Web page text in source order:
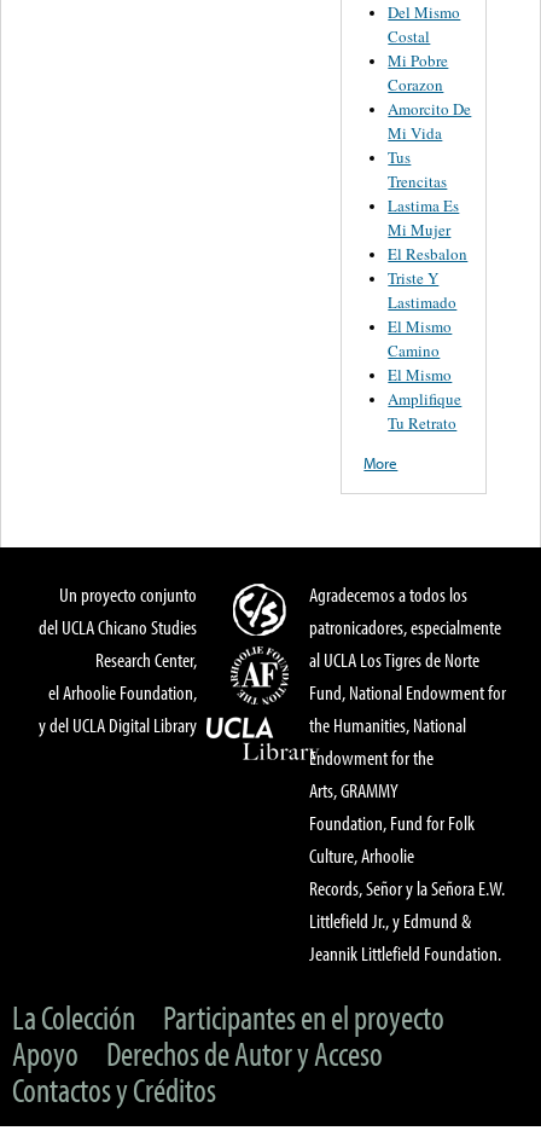
Del Mismo
Costal
Mi Pobre
Corazon
Amorcito De
Mi Vida
Tus
Trencitas
Lastima Es
Mi Mujer
El Resbalon
Triste Y
Lastimado
El Mismo
Camino
El Mismo
Amplifique
Tu Retrato
More
Un proyecto conjunto
del UCLA Chicano Studies
Research Center,
el Arhoolie Foundation,
y del UCLA Digital Library
Agradecemos a todos los
patronicadores, especialmente
al UCLA Los Tigres de Norte
Fund, National Endowment for
the Humanities, National
Endowment for the
Arts, GRAMMY
Foundation, Fund for Folk
Culture, Arhoolie
Records, Señor y la Señora E.W.
Littlefield Jr., y Edmund &
Jeannik Littlefield Foundation.
La Colección
Participantes en el proyecto
Apoyo
Derechos de Autor y Acceso
Contactos y Créditos